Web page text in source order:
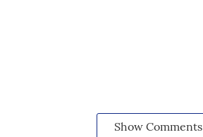
Show Comments